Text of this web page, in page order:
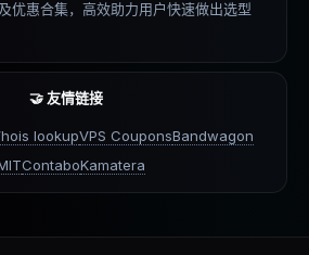
优惠合集，高效助力用户快速做出选型
🤝 友情链接
lookupVPS CouponsBandwagon
ContaboKamatera